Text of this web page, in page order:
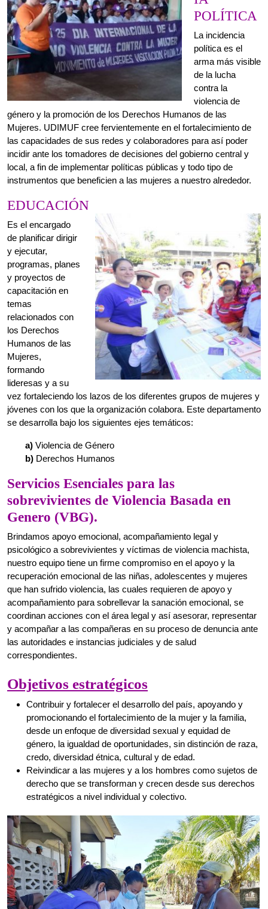
contra la
violencia de
género y la promoción de los Derechos Humanos de las
Mujeres. UDIMUF cree fervientemente en el fortalecimiento de
las capacidades de sus redes y colaboradores para así poder
incidir ante los tomadores de decisiones del gobierno central y
local, a fin de implementar políticas públicas y todo tipo de
instrumentos que beneficien a las mujeres a nuestro alrededor.
EDUCACIÓN
Es el encargado
de planificar dirigir
y ejecutar,
programas, planes
capacitación en
temas
relacionados con
los Derechos
Humanos de las
Mujeres,
formando
lideresas y a su
vez fortaleciendo los lazos de los diferentes grupos de mujeres y
jóvenes con los que la organización colabora. Este departamento
se desarrolla bajo los siguientes ejes temáticos:
Violencia de Género
Derechos Humanos
Servicios Esenciales para las
sobrevivientes de Violencia Basada en
Brindamos apoyo emocional, acompañamiento legal y
nuestro equipo tiene un firme compromiso en el apoyo y la
recuperación emocional de las niñas, adolescentes y mujeres
que han sufrido violencia, las cuales requieren de apoyo y
acompañamiento para sobrellevar la sanación emocional, se
coordinan acciones con el área legal y así asesorar, representar
y acompañar a las compañeras en su proceso de denuncia ante
las autoridades e instancias judiciales y de salud
correspondientes.
Objetivos estratégicos
Contribuir y fortalecer el desarrollo del país, apoyando y
promocionando el fortalecimiento de la mujer y la familia,
desde un enfoque de diversidad sexual y equidad de
género, la igualdad de oportunidades, sin distinción de raza,
credo, diversidad étnica, cultural y de edad.
Reivindicar a las mujeres y a los hombres como sujetos de
derecho que se transforman y crecen desde sus derechos
estratégicos a nivel individual y colectivo.